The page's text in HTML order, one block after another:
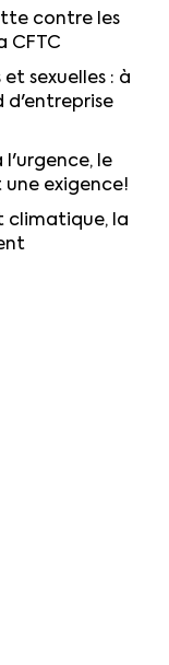
contre les
CFTC
sexuelles : à
d'entreprise
l'urgence, le
une exigence!
climatique, la